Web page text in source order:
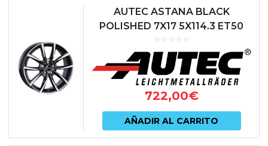
AUTEC ASTANA BLACK
POLISHED 7X17 5X114.3 ET50
722,00€
AÑADIR AL CARRITO